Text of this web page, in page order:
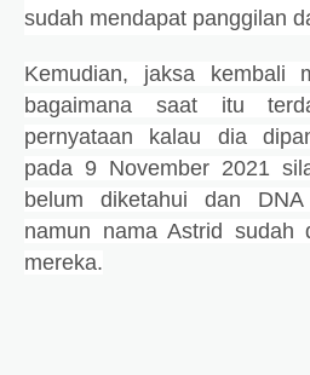
sudah mendapat panggilan
Kemudian, jaksa kembali
bagaimana saat itu
pernyataan kalau dia
pada 9 November 2021
belum diketahui dan
namun nama Astrid sudah
mereka.